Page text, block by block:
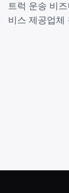
트럭 운송 비
비스 제공업체